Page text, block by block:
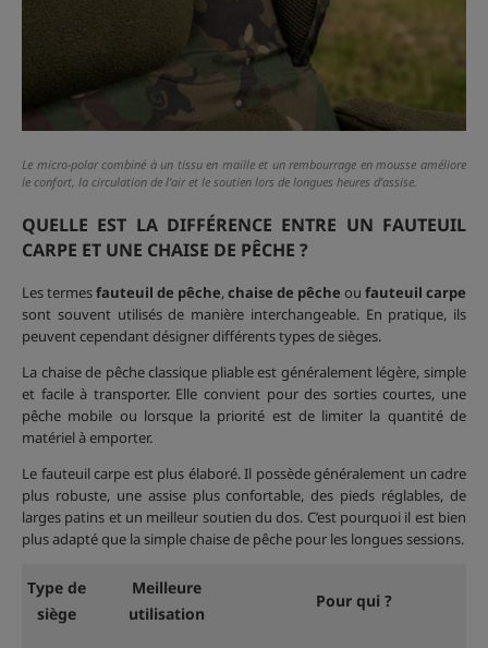
Le micro-polar combiné à un tissu en maille et un rembourrage en mousse améliore
le confort, la circulation de l’air et le soutien lors de longues heures d’assise.
QUELLE EST LA DIFFÉRENCE ENTRE UN FAUTEUIL
CARPE ET UNE CHAISE DE PÊCHE ?
Les termesfauteuil de pêche,chaise de pêche ou fauteuil carpe
sont souvent utilisés de manière interchangeable. En pratique, ils
peuvent cependant désigner différents types de sièges.
La chaise de pêche classique pliable est généralement légère, simple
et facile à transporter. Elle convient pour des sorties courtes, une
pêche mobile ou lorsque la priorité est de limiter la quantité de
matériel à emporter.
Le fauteuil carpe est plus élaboré. Il possède généralement un cadre
plus robuste, une assise plus confortable, des pieds réglables, de
larges patins et un meilleur soutien du dos. C’est pourquoi il est bien
plus adapté que la simple chaise de pêche pour les longues sessions.
Type de
siège
Meilleure
utilisation
Pour qui ?